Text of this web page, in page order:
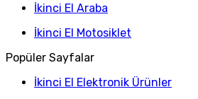
İkinci El Araba
İkinci El Motosiklet
Popüler Sayfalar
İkinci El Elektronik Ürünler